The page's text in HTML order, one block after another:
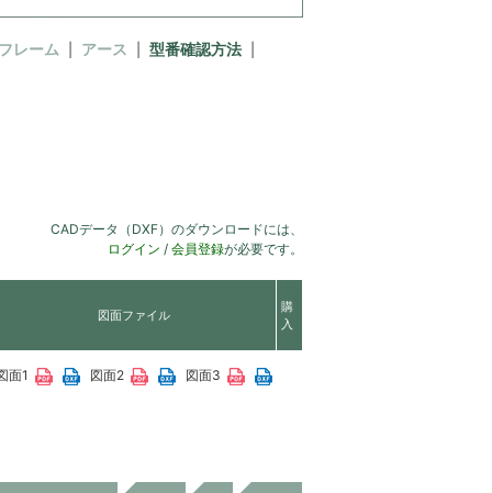
レーム アース 型番確認方法
CADデータ（DXF）のダウンロードには、
ログイン / 会員登録が必要です。
図面ファイル
購
入
面1 図面2 図面3